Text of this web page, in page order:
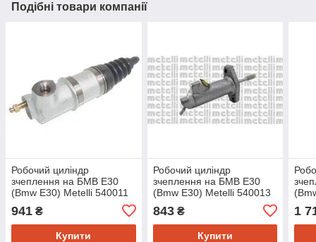
Подібні товари компанії
Робочий циліндр
зчеплення на БМВ Е30
(Bmw E30) Metelli 540011
941 ₴
Купити
Робочий циліндр
зчеплення на БМВ Е30
(Bmw E30) Metelli 540013
843₴
Купити
1